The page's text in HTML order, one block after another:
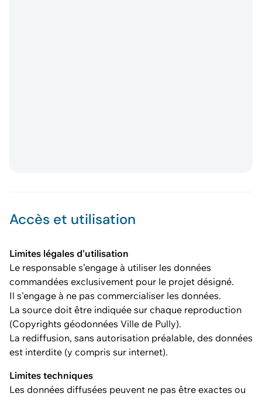
Accès et utilisation
Limites légales d'utilisation
Le responsable s’engage à utiliser les données
commandées exclusivement pour le projet désigné.
Il s'engage à ne pas commercialiser les données.
La source doit être indiquée sur chaque reproduction
(Copyrights géodonnées Ville de Pully).
La rediffusion, sans autorisation préalable, des données
est interdite (y compris sur internet).
Limites techniques
Les données diffusées peuvent ne pas être exactes ou